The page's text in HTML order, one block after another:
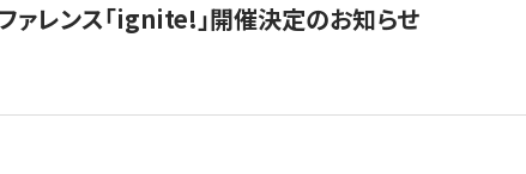
ァレンス「ignite!」開催決定のお知らせ